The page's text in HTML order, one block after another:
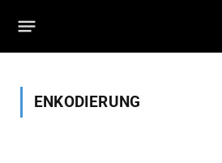
ENKODIERUNG